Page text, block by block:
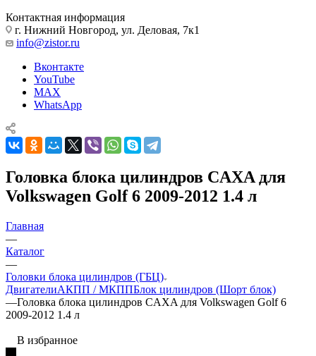
Контактная информация
г. Нижний Новгород, ул. Деловая, 7к1
info@zistor.ru
Вконтакте
YouTube
MAX
WhatsApp
Головка блока цилиндров CAXA для
Volkswagen Golf 6 2009-2012 1.4 л
Главная
—
Каталог
—
Головки блока цилиндров (ГБЦ)
ДвигателиАКПП / МКППБлок цилиндров (Шорт блок)
—Головка блока цилиндров CAXA для Volkswagen Golf 6
2009-2012 1.4 л
В избранное